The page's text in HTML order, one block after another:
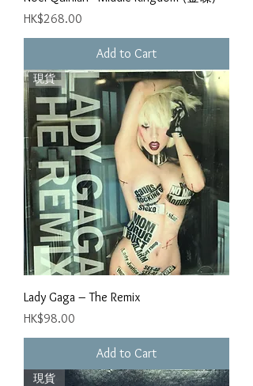
Price
HK$268.00
Add to Cart
現貨
Lady Gaga – The Remix
Price
HK$98.00
Add to Cart
現貨